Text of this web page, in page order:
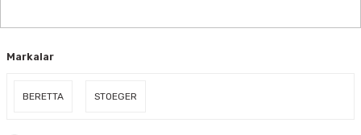
PEDLERİ
Markalar
BERETTA STOEGER